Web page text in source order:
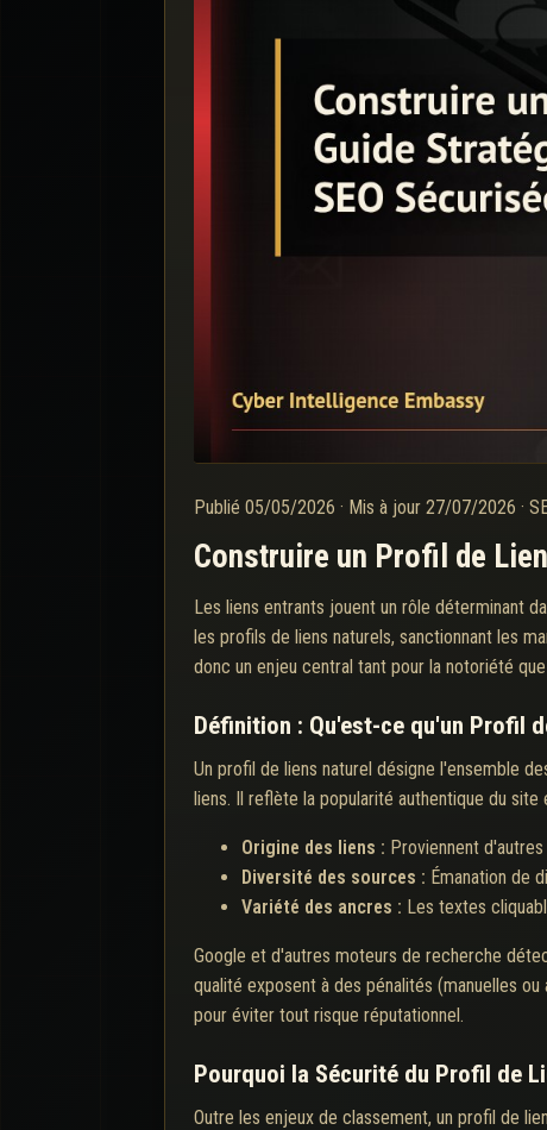
Publié 05/05/2026 · Mis à jour 27/07/2026 ·
Construire un Profil de
Les liens entrants jouent un rôle déterminant
les profils de liens naturels, sanctionnant les
donc un enjeu central tant pour la notoriété
Définition : Qu'est-ce qu'un Profil
Un profil de liens naturel désigne l'ensemble
liens. Il reflète la popularité authentique du
Origine des liens : Proviennent
Diversité des sources : Émanation de
Variété des ancres : Les textes
Google et d'autres moteurs de recherche
qualité exposent à des pénalités (manuelles
pour éviter tout risque réputationnel.
Pourquoi la Sécurité du Profil de
Outre les enjeux de classement, un profil de